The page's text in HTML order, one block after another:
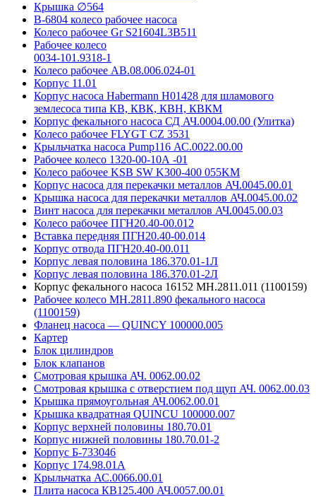
Крышка ∅564
В-6804 колесо рабочее насоса
Колесо рабочее Gr S21604L3B511
Рабочее колесо
0034-101.9318-1
Колесо рабочее АВ.08.006.024-01
Корпус 11.01
Корпус насоса Habermann H01428 для шламового
землесоса типа КВ, КВК, КВН, КВКМ
Корпус фекального насоса СД АЧ.0004.00.00 (Улитка)
Колесо рабочее FLYGT CZ 3531
Крыльчатка насоса Pump116 АС.0022.00.00
Рабочее колесо 1320-00-10А -01
Колесо рабочее KSB SW K300-400 055KM
Корпус насоса для перекачки металлов АЧ.0045.00.01
Крышка насоса для перекачки металлов АЧ.0045.00.02
Винт насоса для перекачки металлов АЧ.0045.00.03
Колесо рабочее ПГН20.40-00.012
Вставка передняя ПГН20.40-00.014
Корпус отвода ПГН20.40-00.011
Корпус левая половина 186.370.01-1Л
Корпус левая половина 186.370.01-2Л
Корпус фекального насоса 16152 MH.2811.011 (1100159)
Рабочее колесо MH.2811.890 фекального насоса
(1100159)
Фланец насоса — QUINCY 100000.005
Картер
Блок цилиндров
Блок клапанов
Смотровая крышка АЧ. 0062.00.02
Смотровая крышка с отверстием под щуп АЧ. 0062.00.03
Крышка прямоугольная АЧ.0062.00.01
Крышка квадратная QUINCU 100000.007
Корпус верхней половины 180.70.01
Корпус нижней половины 180.70.01-2
Корпус Б-733046
Корпус 174.98.01А
Крыльчатка АС.0066.00.01
Плита насоса КВ125.400 АЧ.0057.00.01